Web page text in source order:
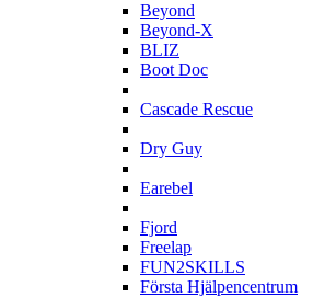
Beyond
Beyond-X
BLIZ
Boot Doc
Cascade Rescue
Dry Guy
Earebel
Fjord
Freelap
FUN2SKILLS
Första Hjälpencentrum